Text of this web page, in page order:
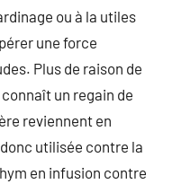
ou à la utiles
une force
Plus de raison de
un regain de
reviennent en
utilisée contre la
en infusion contre